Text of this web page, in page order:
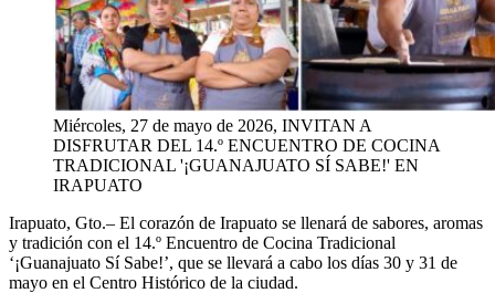
Miércoles, 27 de mayo de 2026, INVITAN A
DISFRUTAR DEL 14.º ENCUENTRO DE COCINA
TRADICIONAL '¡GUANAJUATO SÍ SABE!' EN
IRAPUATO
Irapuato, Gto.– El corazón de Irapuato se llenará de sabores, aromas
y tradición con el 14.º Encuentro de Cocina Tradicional
‘¡Guanajuato Sí Sabe!’, que se llevará a cabo los días 30 y 31 de
mayo en el Centro Histórico de la ciudad.